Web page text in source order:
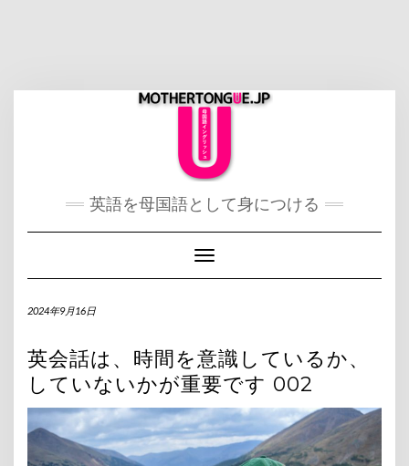
英語を母国語として身につける
Toggle Navigation
2024年9月16日
英会話は、時間を意識しているか、
していないかが重要です 002